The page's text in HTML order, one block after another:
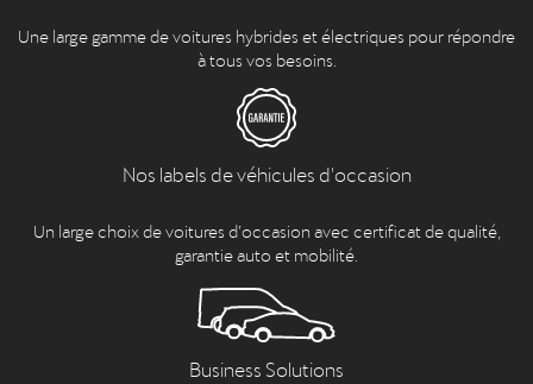
Une large gamme de voitures hybrides et électriques pour répondre
à tous vos besoins.
Nos labels de véhicules d'occasion
Un large choix de voitures d’occasion avec certificat de qualité,
garantie auto et mobilité.
Business Solutions